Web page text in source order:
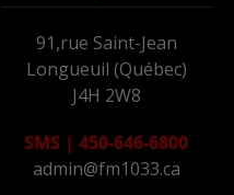
91,rue Saint-Jean
Longueuil (Québec)
J4H 2W8
SMS | 450-646-6800
admin@fm1033.ca